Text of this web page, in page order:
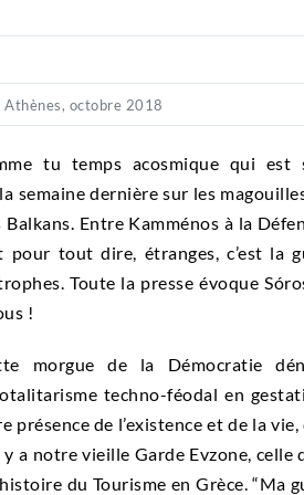
Athènes, octobre 2018
tu temps acosmique qui est
semaine dernière sur les
Entre Kamménos à la
tout dire, étranges, c’est la
Toute la presse évoque
!
morgue de la Démocratie
techno-féodal en
de l’existence et de la
a notre vieille Garde Evzone, celle
du Tourisme en Grèce. “Ma